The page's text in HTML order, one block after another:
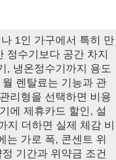
1인 가구에서 특히 만
정수기보다 공간 차지
, 냉온정수기까지 용도
렌탈료는 기능과 관
리형을 선택하면 비용
에 제휴카드 할인, 설
지 더하면 실제 체감 비
는 가로 폭, 콘센트 위
기간과 위약금 조건